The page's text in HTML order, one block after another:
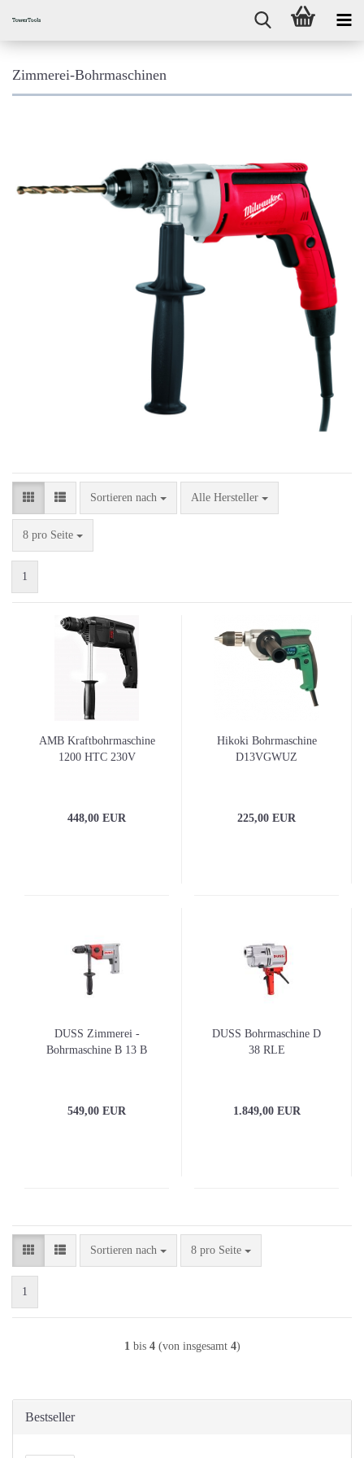
Zimmerei-Bohrmaschinen
Sortieren nach
Sortieren nach Alle Hersteller
8 pro Seite
pro Seite
1
AMB Kraftbohrmaschine
1200 HTC 230V
448,00 EUR
Hikoki Bohrmaschine
D13VGWUZ
225,00 EUR
DUSS Zimmerei -
Bohrmaschine B 13 B
549,00 EUR
DUSS Bohrmaschine D
38 RLE
1.849,00 EUR
Sortieren nach
Sortieren nach 8 pro Seite
pro Seite
1
1bis 4(von insgesamt 4)
Bestseller